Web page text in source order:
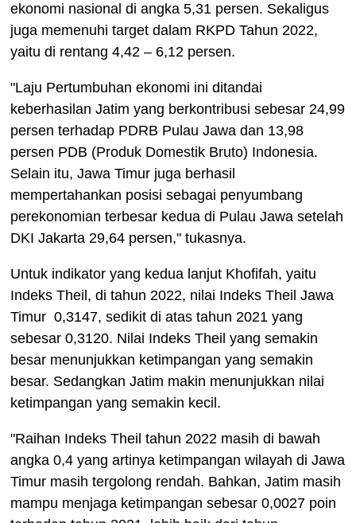
ekonomi nasional di angka 5,31 persen. Sekaligus
juga memenuhi target dalam RKPD Tahun 2022,
yaitu di rentang 4,42 – 6,12 persen.
"Laju Pertumbuhan ekonomi ini ditandai
keberhasilan Jatim yang berkontribusi sebesar 24,99
persen terhadap PDRB Pulau Jawa dan 13,98
persen PDB (Produk Domestik Bruto) Indonesia.
Selain itu, Jawa Timur juga berhasil
mempertahankan posisi sebagai penyumbang
perekonomian terbesar kedua di Pulau Jawa setelah
DKI Jakarta 29,64 persen," tukasnya.
Untuk indikator yang kedua lanjut Khofifah, yaitu
Indeks Theil, di tahun 2022, nilai Indeks Theil Jawa
Timur 0,3147, sedikit di atas tahun 2021 yang
sebesar 0,3120. Nilai Indeks Theil yang semakin
besar menunjukkan ketimpangan yang semakin
besar. Sedangkan Jatim makin menunjukkan nilai
ketimpangan yang semakin kecil.
"Raihan Indeks Theil tahun 2022 masih di bawah
angka 0,4 yang artinya ketimpangan wilayah di Jawa
Timur masih tergolong rendah. Bahkan, Jatim masih
mampu menjaga ketimpangan sebesar 0,0027 poin